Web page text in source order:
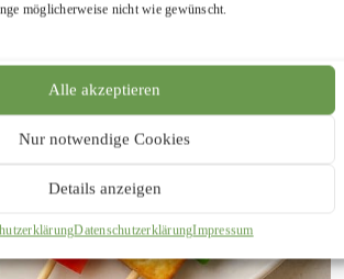
möglicherweise nicht wie gewünscht.
Alle akzeptieren
Nur notwendige Cookies
Details anzeigen
DatenschutzerklärungImpressum